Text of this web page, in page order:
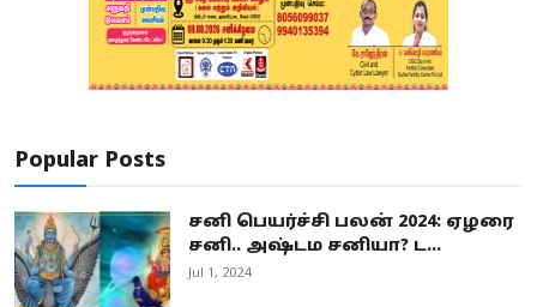
Popular Posts
சனி பெயர்ச்சி பலன் 2024: ஏழரை
சனி.. அஷ்டம சனியா? ட...
Jul 1, 2024